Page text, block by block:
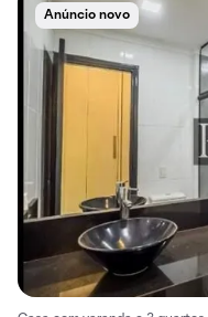
Anúncio novo